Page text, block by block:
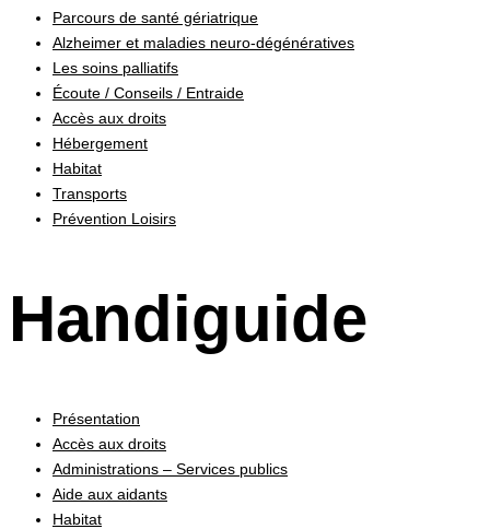
Parcours de santé gériatrique
Alzheimer et maladies neuro-dégénératives
Les soins palliatifs
Écoute / Conseils / Entraide
Accès aux droits
Hébergement
Habitat
Transports
Prévention Loisirs
Handiguide
Présentation
Accès aux droits
Administrations – Services publics
Aide aux aidants
Habitat